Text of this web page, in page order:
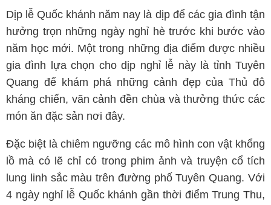
Dịp lễ Quốc khánh năm nay là dịp để các gia đình tận
hưởng trọn những ngày nghỉ hè trước khi bước vào
năm học mới. Một trong những địa điểm được nhiều
gia đình lựa chọn cho dịp nghỉ lễ này là tỉnh Tuyên
Quang để khám phá những cảnh đẹp của Thủ đô
kháng chiến, vãn cảnh đền chùa và thưởng thức các
món ăn đặc sản nơi đây.
Đặc biệt là chiêm ngưỡng các mô hình con vật khổng
lồ mà có lẽ chỉ có trong phim ảnh và truyện cổ tích
lung linh sắc màu trên đường phố Tuyên Quang. Với
4 ngày nghỉ lễ Quốc khánh gần thời điểm Trung Thu,